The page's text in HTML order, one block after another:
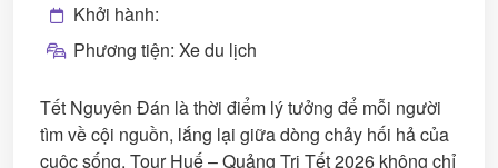
Khởi hành:
Phương tiện: Xe du lịch
Tết Nguyên Đán là thời điểm lý tưởng để mỗi người
tìm về cội nguồn, lắng lại giữa dòng chảy hối hả của
cuộc sống. Tour Huế – Quảng Trị Tết 2026 không chỉ